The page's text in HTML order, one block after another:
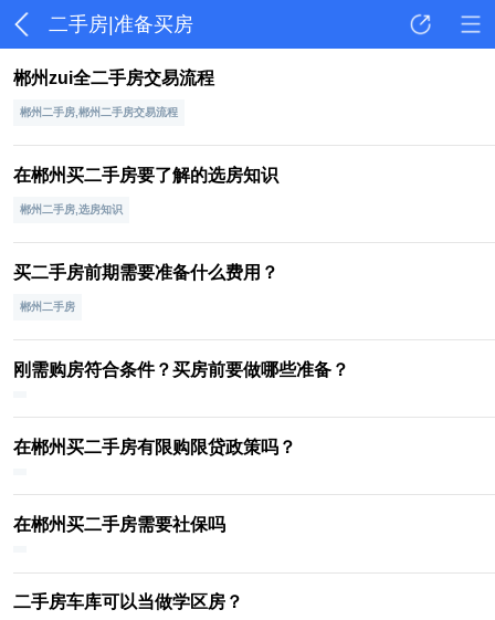
二手房|准备买房
郴州zui全二手房交易流程
郴州二手房,郴州二手房交易流程
在郴州买二手房要了解的选房知识
郴州二手房,选房知识
买二手房前期需要准备什么费用？
郴州二手房
刚需购房符合条件？买房前要做哪些准备？
在郴州买二手房有限购限贷政策吗？
在郴州买二手房需要社保吗
二手房车库可以当做学区房？